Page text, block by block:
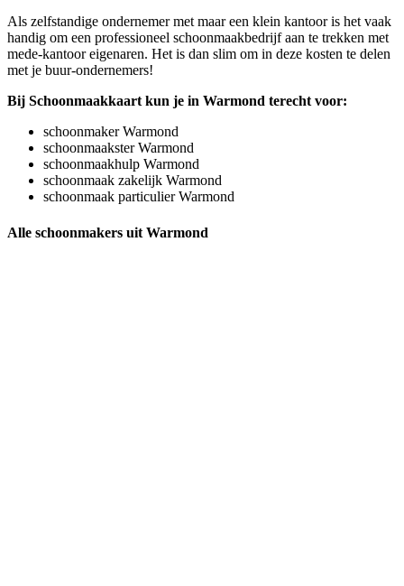
Als zelfstandige ondernemer met maar een klein kantoor is het vaak
handig om een professioneel schoonmaakbedrijf aan te trekken met
mede-kantoor eigenaren. Het is dan slim om in deze kosten te delen
met je buur-ondernemers!
Bij Schoonmaakkaart kun je in Warmond terecht voor:
schoonmaker Warmond
schoonmaakster Warmond
schoonmaakhulp Warmond
schoonmaak zakelijk Warmond
schoonmaak particulier Warmond
Alle schoonmakers uit Warmond